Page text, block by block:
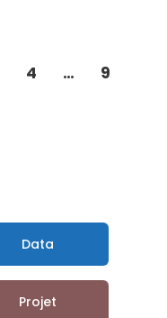
4 …
9
Data
Projet